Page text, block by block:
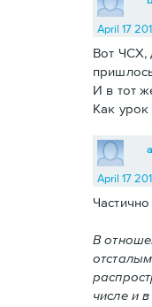
April 17
Вот ЧСХ,
И в тот
Как
April 17
В
числе и